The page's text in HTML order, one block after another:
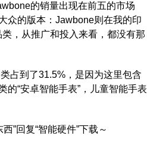
的销量出现在前五的市场
众的版本：Jawbone则在我的印
，从推广和投入来看，都没有那
占到了31.5%，是因为这里包含
“安卓智能手表”，儿童智能手表
”回复“智能硬件”下载～